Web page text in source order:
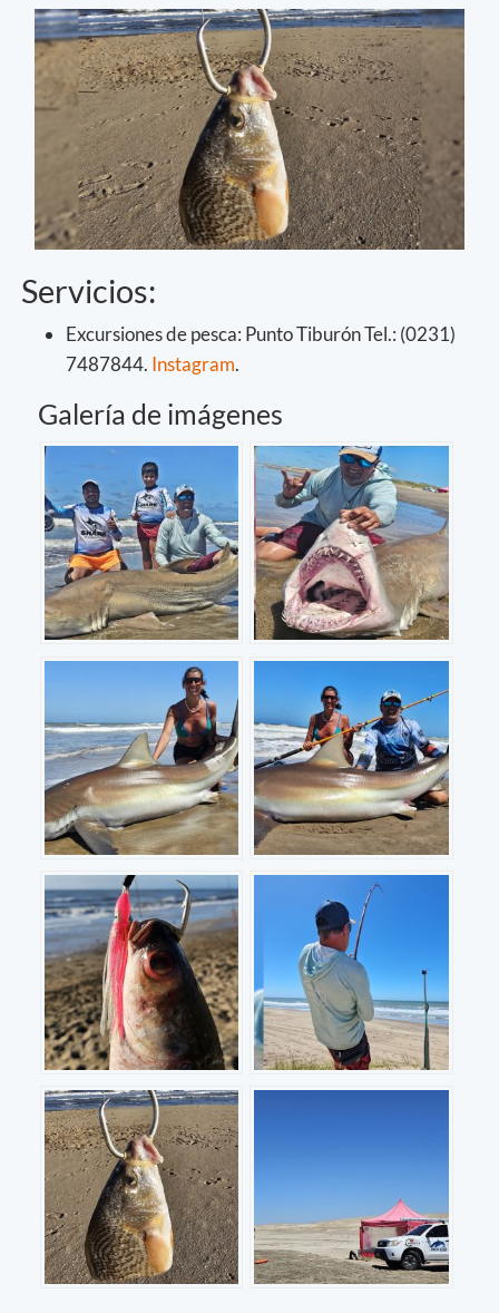
Servicios:
Excursiones de pesca: Punto Tiburón Tel.: (0231)
7487844. Instagram.
Galería de imágenes